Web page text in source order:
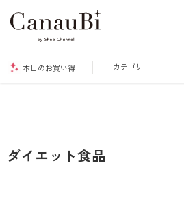
本日のお買い得 カテゴリ
ダイエット食品